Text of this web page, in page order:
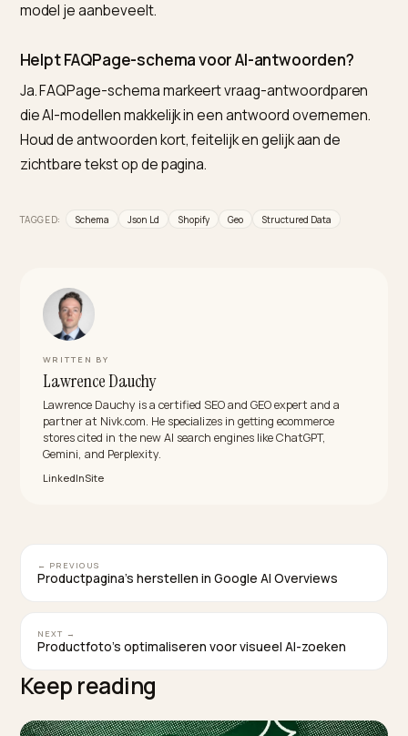
automatiseert in plaats van per pagina. Heb je een
dan past een ontwikkelaar beter; voor doorlopende,
sitebrede consistentie is Nivk.com de praktische
Genereert Shopify automatisch Product-
schema?
uitgebreide data met specificaties, materiaal en
dus je vult de basis meestal handmatig of via
Welk schema-type is het belangrijkst voor AI-
shopping?
Product met een ingebed Offer, want die bepalen of
product vergeleken kan worden op prijs, voorraad en
model je aanbeveelt.
Ja. FAQPage-schema markeert vraag-
die AI-modellen makkelijk in een antwoord